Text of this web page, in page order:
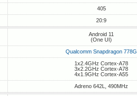
405
20:9
Android 11
(One UI)
Qualcomm Snapdragon 778G
1x2.4GHz Cortex-A78
3x2.2GHz Cortex-A78
4x1.9GHz Cortex-A55
Adreno 642L, 490MHz